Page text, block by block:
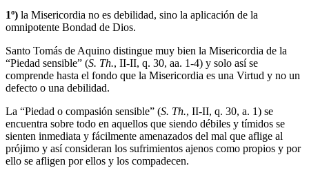
1º) la Misericordia no es debilidad, sino la aplicación de la
omnipotente Bondad de Dios.
Santo Tomás de Aquino distingue muy bien la Misericordia de la
“Piedad sensible” (S. Th., II-II, q. 30, aa. 1-4) y solo así se
comprende hasta el fondo que la Misericordia es una Virtud y no un
defecto o una debilidad.
La “Piedad o compasión sensible” (S. Th., II-II, q. 30, a. 1) se
encuentra sobre todo en aquellos que siendo débiles y tímidos se
sienten inmediata y fácilmente amenazados del mal que aflige al
prójimo y así consideran los sufrimientos ajenos como propios y por
ello se afligen por ellos y los compadecen.